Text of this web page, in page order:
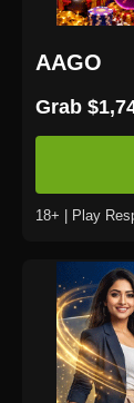
AAGO
Grab
18+ | Play